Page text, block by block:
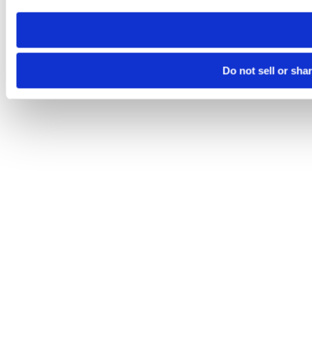
need to be set again.
Do not sell or